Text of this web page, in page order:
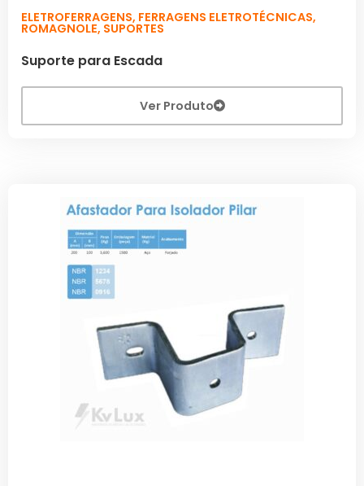
ELETROFERRAGENS, FERRAGENS ELETROTÉCNICAS,
ROMAGNOLE, SUPORTES
Suporte para Escada
Ver Produto